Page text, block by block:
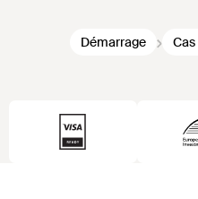
Démarrage